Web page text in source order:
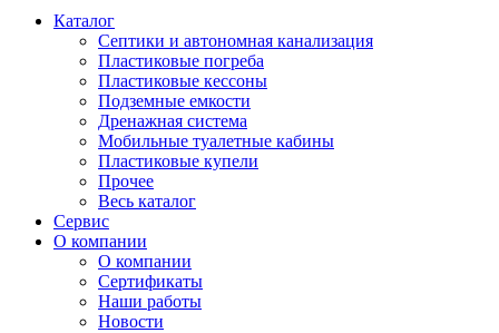
Каталог
Септики и автономная канализация
Пластиковые погреба
Пластиковые кессоны
Подземные емкости
Дренажная система
Мобильные туалетные кабины
Пластиковые купели
Прочее
Весь каталог
Сервис
О компании
О компании
Сертификаты
Наши работы
Новости